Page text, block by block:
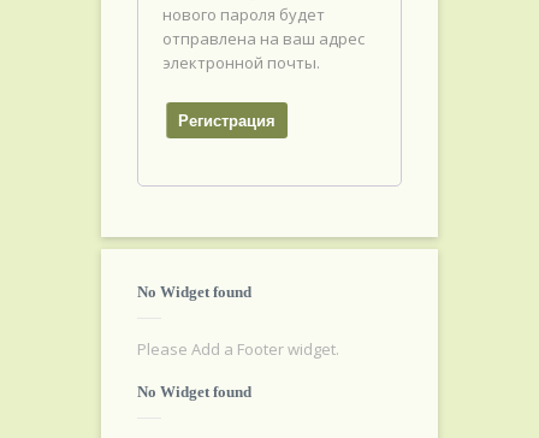
нового пароля будет
отправлена ​​на ваш адрес
электронной почты.
Регистрация
No Widget found
Please Add a Footer widget.
No Widget found